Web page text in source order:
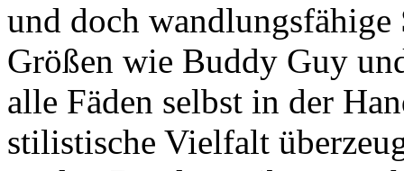
und doch
Größen wie Buddy Guy
alle Fäden selbst in der
stilistische Vielfalt